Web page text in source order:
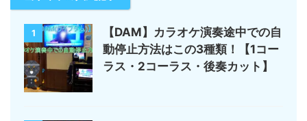
1
【DAM】カラオケ演奏途中での自
動停止方法はこの3種類！【1コー
ラス・2コーラス・後奏カット】